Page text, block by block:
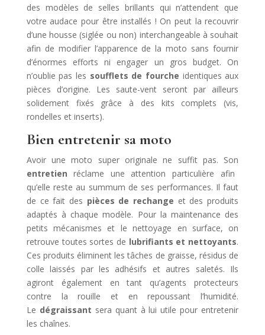
des modèles de selles brillants qui n’attendent que
votre audace pour être installés ! On peut la recouvrir
d’une housse (siglée ou non) interchangeable à souhait
afin de modifier l’apparence de la moto sans fournir
d’énormes efforts ni engager un gros budget. On
n’oublie pas les soufflets de fourche identiques aux
pièces d’origine. Les saute-vent seront par ailleurs
solidement fixés grâce à des kits complets (vis,
rondelles et inserts).
Bien entretenir sa moto
Avoir une moto super originale ne suffit pas. Son
entretien réclame une attention particulière afin
qu’elle reste au summum de ses performances. Il faut
de ce fait des pièces de rechange et des produits
adaptés à chaque modèle. Pour la maintenance des
petits mécanismes et le nettoyage en surface, on
retrouve toutes sortes de lubrifiants et nettoyants.
Ces produits éliminent les tâches de graisse, résidus de
colle laissés par les adhésifs et autres saletés. Ils
agiront également en tant qu’agents protecteurs
contre la rouille et en repoussant l’humidité.
Le dégraissant sera quant à lui utile pour entretenir
les chaînes.